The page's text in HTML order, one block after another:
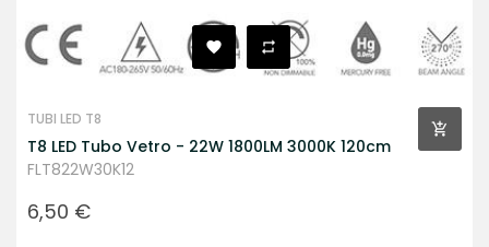
TUBI LED T8
T8 LED Tubo Vetro - 22W 1800LM 3000K 120cm
FLT822W30K12
Prezzo
6,50 €